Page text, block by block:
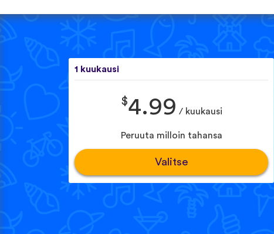
1 kuukausi
$4.99 / kuukausi
Peruuta milloin tahansa
Valitse